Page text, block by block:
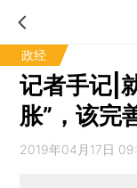
政经
记者手记|
胀”，该完
2019年04月17日